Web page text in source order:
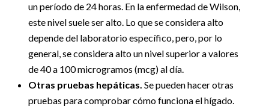
un período de 24 horas. En la enfermedad de Wilson,
este nivel suele ser alto. Lo que se considera alto
depende del laboratorio específico, pero, por lo
general, se considera alto un nivel superior a valores
de 40 a 100 microgramos (mcg) al día.
Otras pruebas hepáticas. Se pueden hacer otras
pruebas para comprobar cómo funciona el hígado.